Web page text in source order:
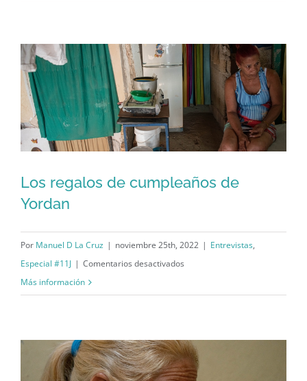
hijos
dignos
de
Marta,
de
San
y
Los regalos de cumpleaños de
Yordan
Por Manuel D La Cruz | noviembre 25th, 2022 | Entrevistas,
Especial #11J | Comentarios desactivados
de
Yordan
Más información